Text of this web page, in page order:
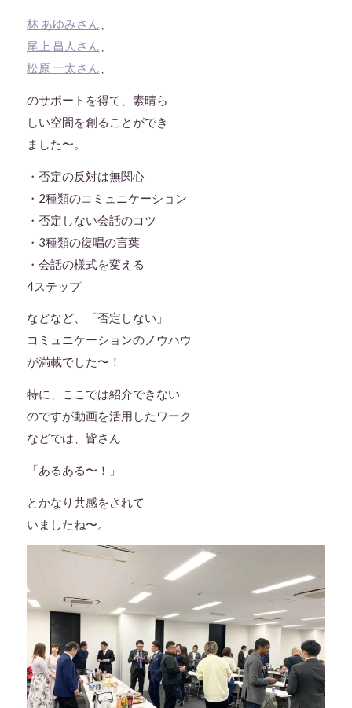
林 あゆみさん
尾上 昌人さん
松原 一太さん
のサポートを得て、素晴ら
しい空間を創ることができ
ました〜。
・否定の反対は無関心
・2種類のコミュニケーション
・否定しない会話のコツ
・3種類の復唱の言葉
・会話の様式を変える
4ステップ
などなど、「否定しない」
コミュニケーションのノウハウ
が満載でした〜！
特に、ここでは紹介できない
のですが動画を活用したワーク
などでは、皆さん
「あるある〜！」
とかなり共感をされて
いましたね〜。